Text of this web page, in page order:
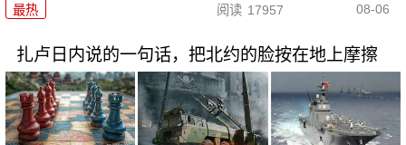
最热 阅读 17957 08-06
扎卢日内说的一句话，把北约的脸按在地上摩擦